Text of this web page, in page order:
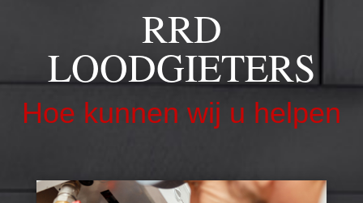
RRD
LOODGIETERS
Hoe kunnen wij u helpen